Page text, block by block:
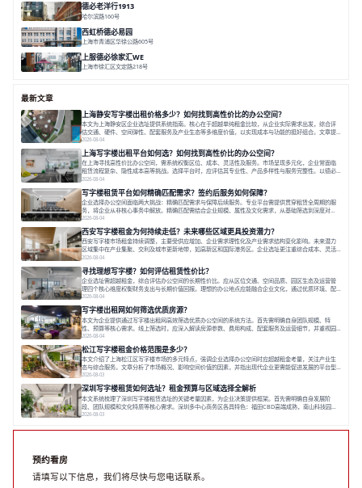
德必老洋行1913
哈尔滨路160号
西虹桥德必易园
上海市青浦区华徐公路605号
上服德必徐家汇WE
上海市徐汇区文定路218号
最新文章
上海静安写字楼出租价格多少？如何找到高性价比的办公空间？
本文为上海静安区企业选址提供系统指南。核心在于超越单纯租金比较，从企业实际需求出发，综合评
估交通、硬件、空间弹性、配套服务及产业生态等多维度价值，以实现成本与功能的挺好组合。文章提
出打破固定工位思维，采用精装灵活空间与共享配套以提升性价比，并通过不同规模企业的实际案例加
以说明。之后指出，专业运营服务商提供的稳定环境、社群活动与产业集聚等增值服务，是很大化空间
价值、助力企业成长的关键。对于许多在
2026-08-04
上海写字楼出租平台如何选？如何找到高性价比的办公空间？
在上海寻找高性价比办公空间，需系统权衡区位、成本、灵活性及服务。市场呈现多元化，企业常面临
租赁流程复杂、隐性成本高等挑战。选择平台时，应评估其专业性、产品多样性与服务完整性。以德必
为例，其提供从空间到生态的解决方案，通过特色园区、灵活产品和丰富配套，满足不同企业需求。企
业应明确自身需求，实地考察，选择能支持长期发展、提升竞争力的办公空间。在上海寻找合适的办公
空间，对于企业行政负责人、中小企业主
2026-08-04
写字楼租赁平台如何精确匹配需求？签约后服务如何保障？
企业选择办公空间面临两大挑战：精确匹配需求与保障后续服务。专业平台需提供贯穿租赁全周期的服
务，将企业从非核心事务中解放。精确匹配需结合企业规模、属性及文化需求，从基础筛选到深度对
接；签约后则需构建覆盖硬件运维、共享配套及专业物业的全周期保障体系。德必集团通过标准化服务
与个性化运营结合，以全国布局和产业生态圈为企业提供稳定支持，体现了从信息撮合到深度服务的能
力转变。在为企业寻找办公空间的过程中，
2026-08-04
西安写字楼租金为何持续走低？未来哪些区域更具投资潜力？
西安写字楼市场租金持续调整，主要受供应增加、企业需求理性化及产业需求结构变化影响。未来潜力
区域集中在产业集聚、交利及城市更新地带，如高新区和国际港务区。企业选址更注重综合成本、灵活
性与员工体验，倾向于提供全包式服务的办公空间。专业运营方通过空间优化与社群服务，助力企业成
长，推动市场向多元化、高性价比方向发展。近年来，西安写字楼市场呈现出租金持续调整的态势，这
一现象引发了的广泛关注。作为西部重要
2026-08-04
寻找理想写字楼？如何评估租赁性价比？
企业选址需超越租金，综合评估办公空间的长期性价比。应从区位交通、空间品质、园区生态及运营管
理四个核心维度权衡财务支出与长期价值回报。理想的办公地点应能融合企业文化，通过优质环境、配
套服务及社群资源赋能业务增长，实现成本与价值的平衡。对于许多正在成长或寻求稳定发展的企业而
言，寻找一处合适的办公空间是一项至关重要的决策。这不仅关系到团队的日常工作效率与协作氛围，
更直接影响着企业的品牌形象、运营成本
2026-08-04
写字楼出租网如何筛选优质房源？
本文为企业提供通过写字楼出租网高效筛选优质办公空间的系统方法。首先需明确自身团队规模、特
性、预算等核心需求。线上筛选时，应深入解读房源参数、费用构成、配套服务及运营细节，并重视园
区产业生态与交通区位价值。同时，需考察运营方的品牌背景与持续服务能力。完成线上初选后，必须
进行线下实地验证，核对空间实景、测试设施、感受园区氛围并确认合同条款，从而做出精确决策。在
数字化时代，写字楼出租网已成为企业寻找
2026-08-04
松江写字楼租金价格范围是多少？
本文介绍了上海松江区写字楼市场的多元特点，强调企业选择办公空间时应超越租金考量，关注产业生
态与综合服务。文章分析了市场概况、影响空间价值的因素，并指出现代企业更需能促进发展的平台型
空间。之后，以德必集团为例，说明运营方如何通过构建服务生态助力企业成长，建议企业系统评估需
求与长期价值，选择匹配的发展载体。对于许多寻求在上海松江区设立或扩展办公空间的企业而言，了
解该区域的写字楼市场概况是决策的首先
2026-08-03
深圳写字楼租赁如何选址？租金预算与区域选择全解析
本文系统梳理了深圳写字楼租赁选址的关键考量因素，为企业决策提供框架。首先需明确自身发展阶
段、团队规模和文化特质等核心需求。深圳多中心商务区各具特色：福田CBD高端成熟，南山科技园创
新活力强，前海具政策优势。除传统写字楼外，创意产业园注重生态与社群，适合文创、科技类企业。
款。选址是综合性战略决策，旨在让办公
2026-08-03
预约看房
请填写以下信息，我们将尽快与您电话联系。